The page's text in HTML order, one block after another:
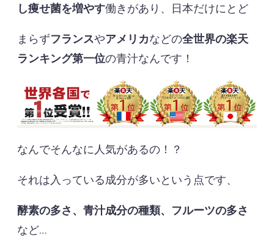
し痩せ菌を増やす働きがあり、日本だけにとど
まらずフランスやアメリカなどの全世界の楽天
ランキング第一位の青汁なんです！
なんでそんなに人気があるの！？
それは入っている成分が多いという点です、
酵素の多さ、青汁成分の種類、フルーツの多さ
など…